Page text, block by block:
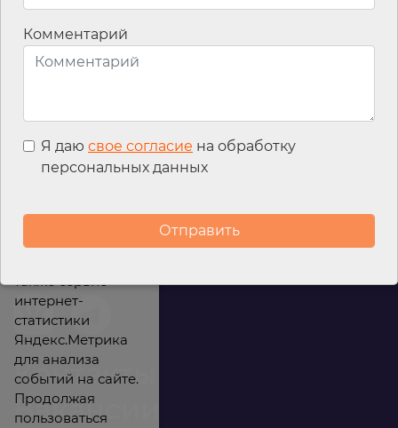
Контакты
Вакансии
Комментарий
Я даю свое согласие на обработку
персональных данных
файлы cookies для
улучшения
также сервис
интернет-
статистики
Яндекс.Метрика
для анализа
событий на сайте.
Продолжая
пользоваться